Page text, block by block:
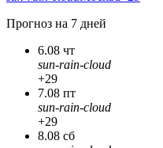
Прогноз на 7 дней
6.08 чт
sun-rain-cloud
+29
7.08 пт
sun-rain-cloud
+29
8.08 сб